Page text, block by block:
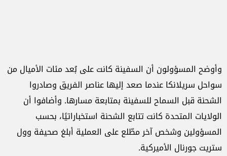
وأوضح المسؤولون أن السفينة كانت على بُعد مئات الأميال من
سواحل سريلانكا عندما صعد إليها عناصر الفريق وصادروا
الشحنة قبل السماح للسفينة بمتابعة مسارها. وأضافوا أن
الولايات المتحدة كانت تتابع الشحنة استخباراتيًا، بحسب
المسؤولين وشخص آخر مطّلع على العملية أبلغ صحيفة وول
ستريت جورنال الأميركية.